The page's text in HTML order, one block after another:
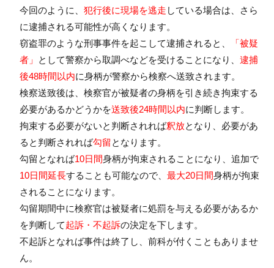
今回のように、 犯行後に現場を逃走 している場合は、さら
に逮捕される可能性が高くなります。
窃盗罪のような刑事事件を起こして逮捕されると、
「被疑
者」
として警察から取調べなどを受けることになり、 逮捕
後48時間以内に身柄が警察から検察へ送致されます。
検察送致後は、検察官が被疑者の身柄を引き続き拘束する
必要があるかどうかを送致後24時間以内に判断します。
拘束する必要がないと判断されれば釈放となり、必要があ
ると判断されれば勾留 となります。
勾留となれば10日間身柄が拘束されることになり、追加で
10日間延長することも可能なので、 最大20日間身柄が拘束
されることになります。
勾留期間中に検察官は被疑者に処罰を与える必要があるか
を判断して起訴・不起訴の決定を下します。
不起訴となれば事件は終了し、前科が付くこともありませ
ん。